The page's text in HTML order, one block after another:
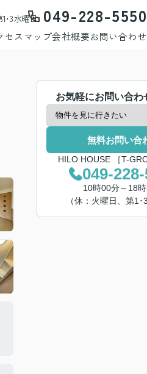
･3水曜日 049-228-5550
セスマップ会社概要お問い合わせ
お気軽にお問い合わ
無料お問い合
HILO HOUSE ［T-
049-
10時00分～18
（休：火曜日、第1･